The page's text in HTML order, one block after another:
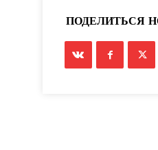
ПОДЕЛИТЬСЯ